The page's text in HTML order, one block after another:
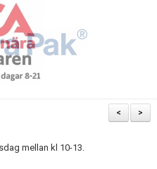
>
<
mellan kl 10-13.